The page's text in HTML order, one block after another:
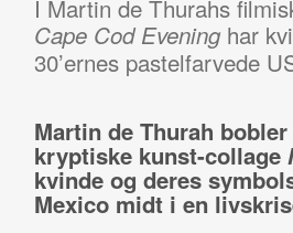
I Martin de Thurahs
Cape Cod Eveninghar
30’ernes pastelfarvede
Martin de Thurah
kryptiske kunst-collage
kvinde og deres
Mexico midt i en